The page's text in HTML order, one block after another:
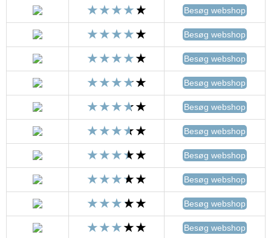
Besøg webshop
Besøg webshop
Besøg webshop
Besøg webshop
Besøg webshop
Besøg webshop
Besøg webshop
Besøg webshop
Besøg webshop
Besøg webshop